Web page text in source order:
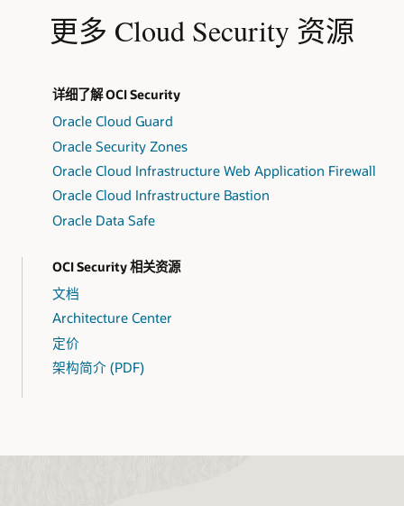
更多 Cloud Security 资源
详细了解 OCI Security
Oracle Cloud Guard
Oracle Security Zones
Oracle Cloud Infrastructure Web Application Firewall
Oracle Cloud Infrastructure Bastion
Oracle Data Safe
OCI Security 相关资源
文档
Architecture Center
定价
架构简介 (PDF)